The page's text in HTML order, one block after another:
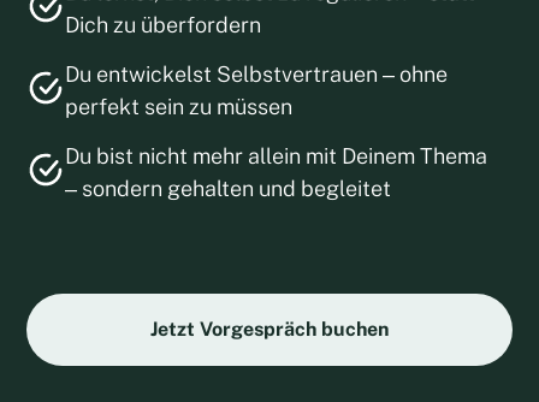
Dich zu überfordern
Du entwickelst Selbstvertrauen – ohne
perfekt sein zu müssen
Du bist nicht mehr allein mit Deinem Thema
– sondern gehalten und begleitet
Jetzt Vorgespräch buchen